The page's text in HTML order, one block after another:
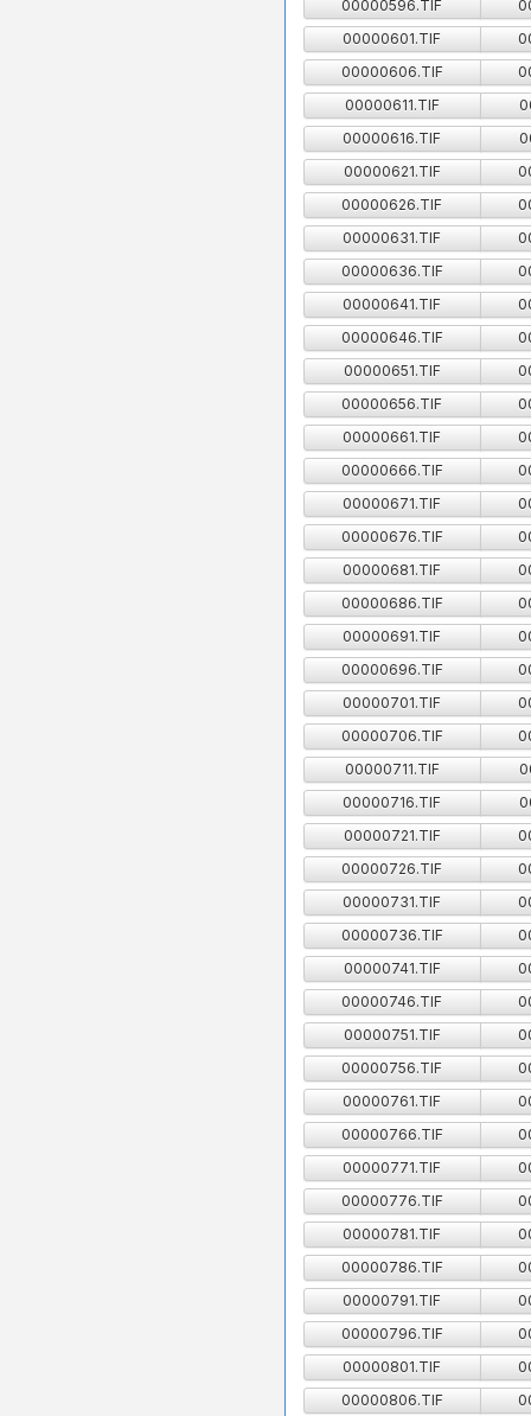
00000596.TIF
00000601.TIF
00000606.TIF
00000611.TIF
00000616.TIF
00000621.TIF
00000626.TIF
00000631.TIF
00000636.TIF
00000641.TIF
00000646.TIF
00000651.TIF
00000656.TIF
00000661.TIF
00000666.TIF
00000671.TIF
00000676.TIF
00000681.TIF
00000686.TIF
00000691.TIF
00000696.TIF
00000701.TIF
00000706.TIF
00000711.TIF
00000716.TIF
00000721.TIF
00000726.TIF
00000731.TIF
00000736.TIF
00000741.TIF
00000746.TIF
00000751.TIF
00000756.TIF
00000761.TIF
00000766.TIF
00000771.TIF
00000776.TIF
00000781.TIF
00000786.TIF
00000791.TIF
00000796.TIF
00000801.TIF
00000806.TIF